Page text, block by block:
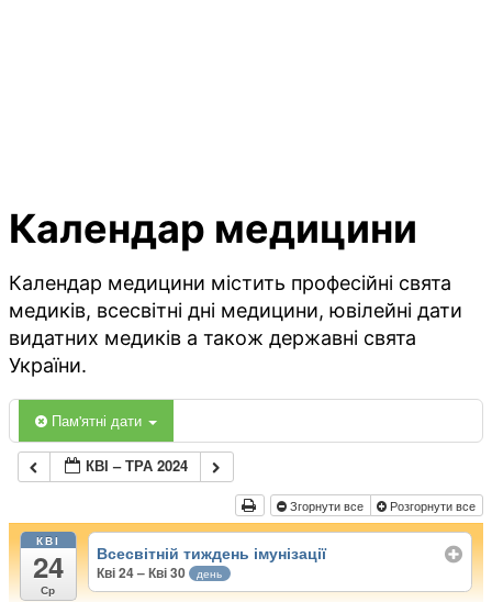
Календар медицини
Календар медицини містить професійні свята
медиків, всесвітні дні медицини, ювілейні дати
видатних медиків а також державні свята
України.
Пам'ятні дати
КВІ – ТРА 2024
Згорнути все Розгорнути все
КВІ
24
Ср
Всесвітній тиждень імунізації
Кві 24 – Кві 30 день